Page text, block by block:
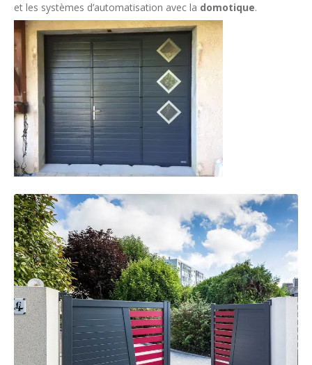
et les systèmes d’automatisation avec la domotique.